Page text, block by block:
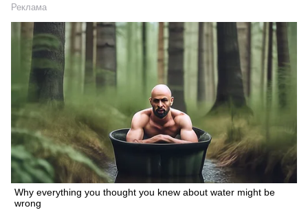
Реклама
Why everything you thought you knew about water might be
wrong